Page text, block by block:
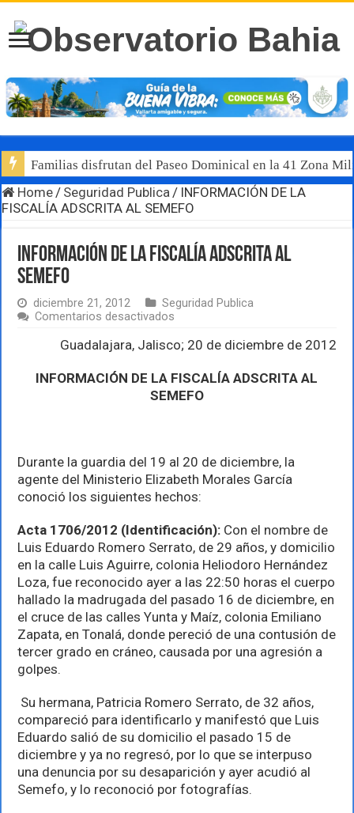
Familias disfrutan del Paseo Dominical en la 41 Zona
Home / Seguridad Publica / INFORMACIÓN DE LA
FISCALÍA ADSCRITA AL SEMEFO
INFORMACIÓN DE LA FISCALÍA ADSCRITA AL
SEMEFO
diciembre 21, 2012
Seguridad Publica
Comentarios desactivados
DE
FISCALÍA
ADSCRITA
AL
Guadalajara, Jalisco; 20 de diciembre de 2012
INFORMACIÓN DE LA FISCALÍA ADSCRITA AL
SEMEFO
Durante la guardia del 19 al 20 de diciembre, la
agente del Ministerio Elizabeth Morales García
conoció los siguientes hechos:
Acta 1706/2012 (Identificación): Con el nombre de
Luis Eduardo Romero Serrato, de 29 años, y domicilio
en la calle Luis Aguirre, colonia Heliodoro Hernández
Loza, fue reconocido ayer a las 22:50 horas el cuerpo
hallado la madrugada del pasado 16 de diciembre, en
el cruce de las calles Yunta y Maíz, colonia Emiliano
Zapata, en Tonalá, donde pereció de una contusión de
tercer grado en cráneo, causada por una agresión a
golpes.
Su hermana, Patricia Romero Serrato, de 32 años,
compareció para identificarlo y manifestó que Luis
Eduardo salió de su domicilio el pasado 15 de
diciembre y ya no regresó, por lo que se interpuso
una denuncia por su desaparición y ayer acudió al
Semefo, y lo reconoció por fotografías.